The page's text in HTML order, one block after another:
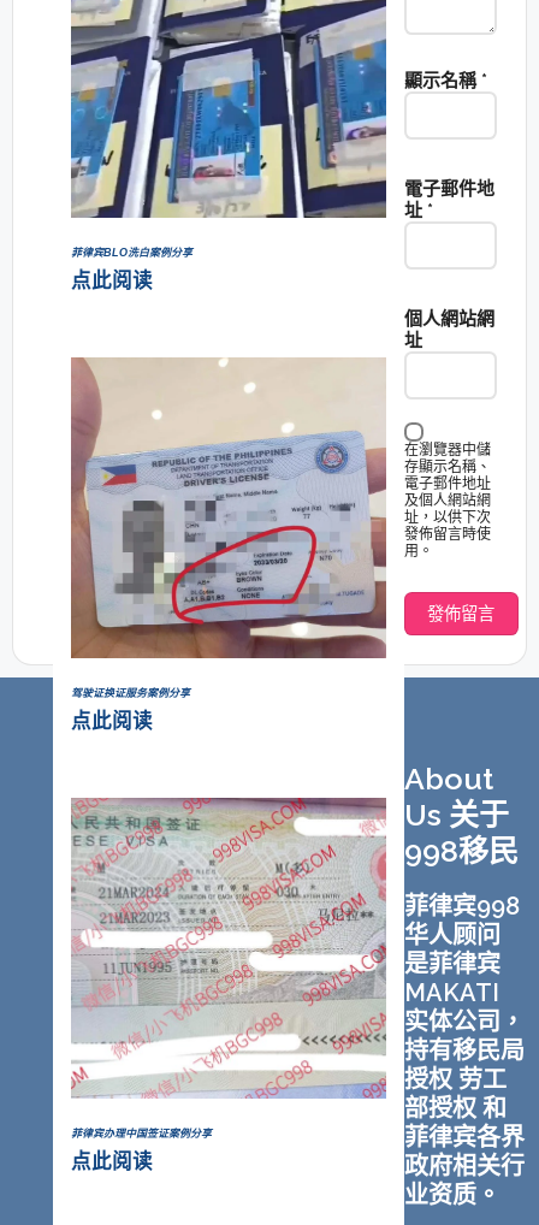
菲律宾BLO洗白案例分享
点此阅读
驾驶证换证服务案例分享
点此阅读
菲律宾办理中国签证案例分享
点此阅读
顯示名稱 *
電子郵件地
址 *
個人網站網
址
在瀏覽器中儲
存顯示名稱、
電子郵件地址
及個人網站網
址，以供下次
發佈留言時使
用。
About
Us 关于
998移民
菲律宾998
华人顾问
是菲律宾
MAKATI
实体公司，
持有移民局
授权 劳工
部授权 和
菲律宾各界
政府相关行
业资质。